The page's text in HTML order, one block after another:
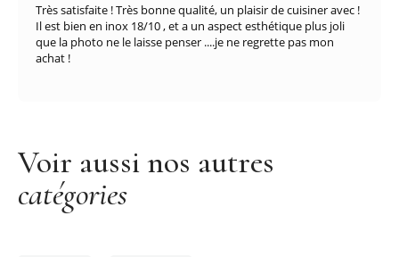
Très satisfaite ! Très bonne qualité, un plaisir de cuisiner avec !
Il est bien en inox 18/10 , et a un aspect esthétique plus joli
que la photo ne le laisse penser ....je ne regrette pas mon
achat !
Voir aussi nos autres
catégories